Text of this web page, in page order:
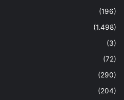
(196)
(1.498)
(3)
(72)
(290)
(204)